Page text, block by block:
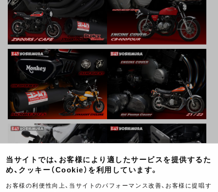
当サイトでは、お客様により適したサービスを提供するた
め、クッキー（Cookie）を利用しています。
お客様の利便性向上、当サイトのパフォーマンス改善、お客様に提唱す